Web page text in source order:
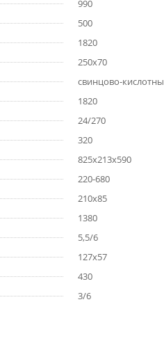
990
500
1820
250х70
cвинцово-
1820
24/270
320
825х213х590
220-680
210х85
1380
5,5/6
127х57
430
3/6